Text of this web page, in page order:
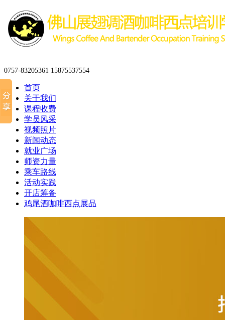
0757-83205361 15875537554
首页
关于我们
课程收费
学员风采
视频照片
新闻动态
就业广场
师资力量
乘车路线
活动实践
开店筹备
鸡尾酒咖啡西点展品